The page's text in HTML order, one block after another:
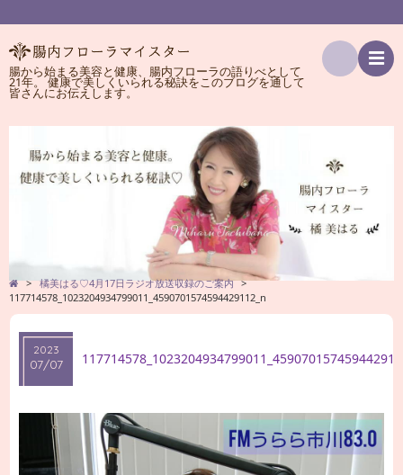
腸から始まる美容と健康、腸内フローラの語りべとして
21年。 健康で美しくいられる秘訣をこのブログを通して
皆さんにお伝えします。
索
> 橘美はる♡4月17日ラジオ放送収録のご案内 >
117714578_1023204934799011_4590701574594429112_n
2023
07/07